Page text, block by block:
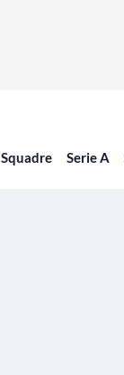
Squadre Serie A